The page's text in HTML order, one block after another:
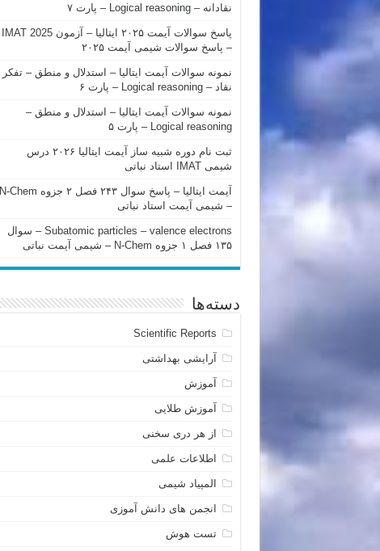
نقادانه – Logical reasoning – پارت ۷
پاسخ سوالات آیمت ۲۰۲۵ ایتالیا – آزمون IMAT 2025
– پاسخ سوالات شیمی آیمت ۲۰۲۵
نمونه سوالات آیمت ایتالیا – استدلال و منطق – تفکر
نقاد – Logical reasoning – پارت ۶
نمونه سوالات آیمت ایتالیا – استدلال و منطق –
Logical reasoning – پارت ۵
ثبت نام دوره شبیه ساز آیمت ایتالیا ۲۰۲۶ درس
شیمی IMAT استاد نباتی
آیمت ایتالیا – پاسخ سوال ۲۴۳ فصل ۲ جزوه N-Chem
– شیمی آیمت استاد نباتی
Subatomic particles – valence electrons – سوال
۱۳۵ فصل ۱ جزوه N-Chem – شیمی آیمت نباتی
دسته‌ها
Scientific Reports
آرایشی بهداشتی
آموزش
آموزش طلایی
از هر دری سخنی
اطلاعات علمی
المپیاد شیمی
انجمن های دانش آموزی
تست هوش